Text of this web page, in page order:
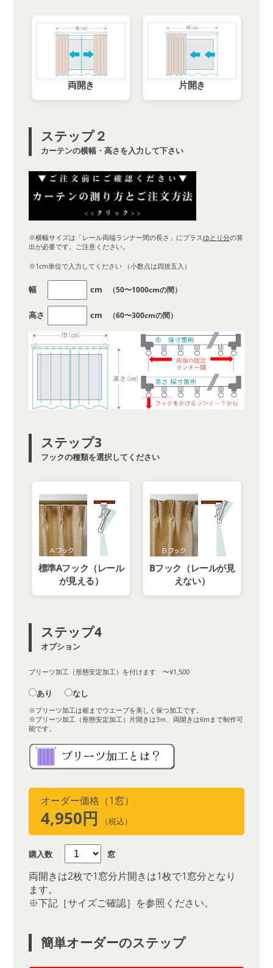
両開き 片開き
ステップ２
カーテンの横幅・高さを入力して下さい
※横幅サイズは「レール両端ランナー間の長さ」にプラスゆとり分の算
出が必要です。ご注意ください。
※1cm単位で入力してください （小数点は四捨五入）
幅 cm （50〜1000cmの間）
高さ cm （60〜300cmの間）
ステップ3
フックの種類を選択してください
標準Aフック（レール
が見える）
Bフック（レールが見
えない）
ステップ4
オプション
プリーツ加工（形態安定加工）を付けます 〜¥1,500
あり なし
※プリーツ加工は裾までウエーブを美しく保つ加工です。
※プリーツ加工（形態安定加工）片開きは3ｍ、両開きは6mまで制作可
能です。
オーダー価格（1窓）
4,950円 （税込）
購入数 窓
両開きは2枚で1窓分片開きは1枚で1窓分となり
ます。
※下記［サイズご確認］を参照ください。
簡単オーダーのステップ